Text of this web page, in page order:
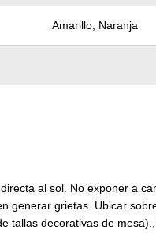
Amarillo, Naranja
al sol. No exponer a
generar grietas. Ubicar
tallas decorativas de